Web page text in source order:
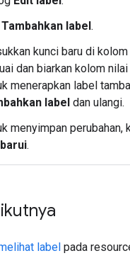
Tambahkan label.
kunci baru di
dan biarkan kolom
menerapkan label
label dan ulangi.
menyimpan perubahan,
.
label pada